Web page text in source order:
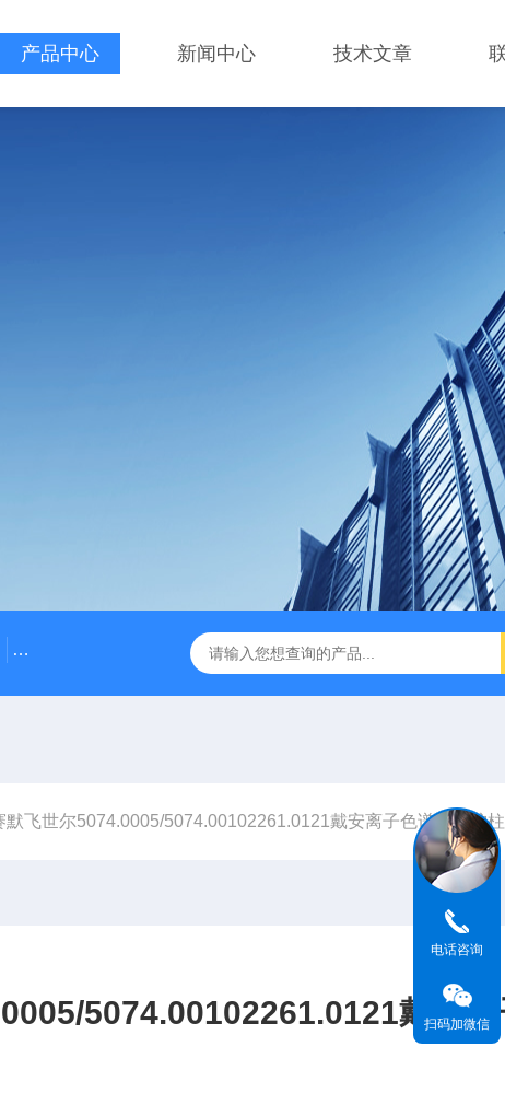
产品中心 新闻中心 技术文章
A028610A028610 FILTER REPLAN AM11-1 viledon P15/
默飞世尔5074.0005/5074.00102261.0121戴安离子色谱柱保护
5074.00102261.0121戴安离
电话咨询
扫码加微信